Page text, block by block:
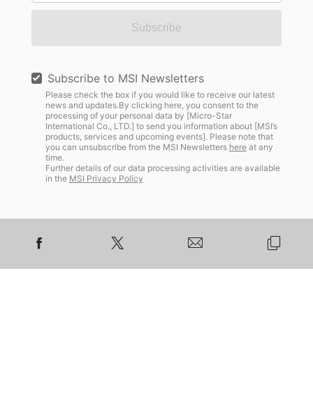
อุตสาหกรรม JEDEC มีความเป็นไปได้ว่าระบบของ
ศัพท์ที่เกี่ยวข้องกับแรมที่คุณควรรู้ อธิบายวิธีเปิดใช้
งานความเร็วที่สูงขึ้นสำหรับแรมของคุณ และสิ่งที่คุณ
ควรทำหากเกิดข้อผิดพลาดขึ้นหลังจากที่คุณเข้าไป
ปรับแต่ง BIOS! พื้นฐาน: คำศัพท์สำคัญที่คุณควรรู้
ก่อนที่เราจะเจาะลึกเข้าไปในหน้า BIOS สิ่งสำคัญคือ
ต้องรู้จักและทำความเข้าใจคำศัพท์สำคัญบางคำที่
เกี่ยวข้องกับแรม RAM (หน่วยความจำแบบแรนดอม
คุณมาก ช่องทางหน่วยความจำ: ช่องสัญญาณแรมทำ
Subscribe
Subscribe to MSI Newsletters
Please check the box if you would like to receive our latest
news and updates.By clicking here, you consent to the
processing of your personal data by [Micro-Star
International Co., LTD.] to send you information about [MSI’s
products, services and upcoming events]. Please note that
you can unsubscribe from the MSI Newsletters hereat any
time.
Further details of our data processing activities are available
in the MSI Privacy Policy